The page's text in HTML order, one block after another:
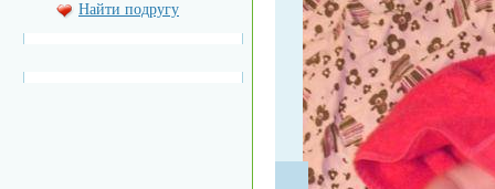
Найти подругу